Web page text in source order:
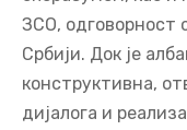
ЗСО, одговорност
Србији. Док је
конструктивна,
дијалога и